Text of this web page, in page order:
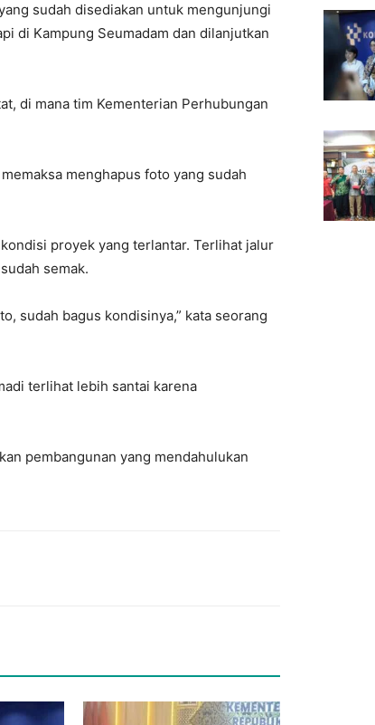
sudah disediakan untuk mengunjungi
di Kampung Seumadam dan dilanjutkan
di mana tim Kementerian Perhubungan
menghapus foto yang sudah
proyek yang terlantar. Terlihat jalur
semak.
sudah bagus kondisinya,” kata seorang
terlihat lebih santai karena
pembangunan yang mendahulukan